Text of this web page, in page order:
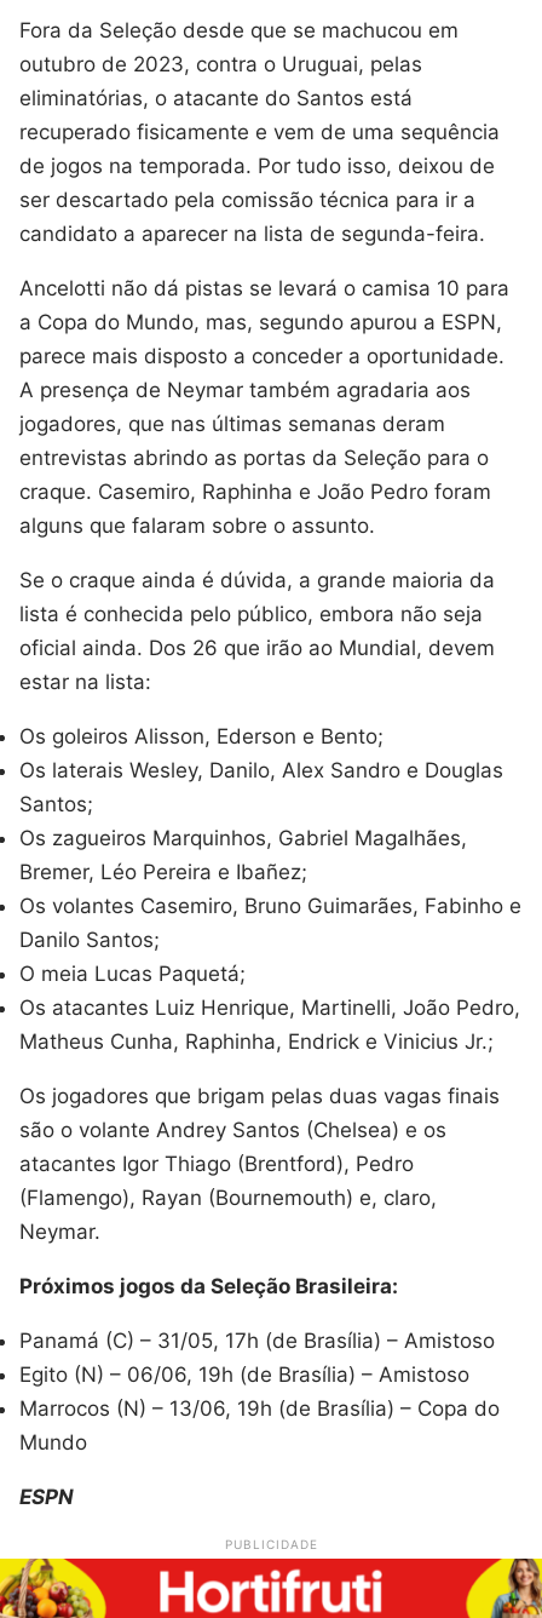
Fora da Seleção desde que se machucou em
outubro de 2023, contra o Uruguai, pelas
eliminatórias, o atacante do Santos está
recuperado fisicamente e vem de uma sequência
de jogos na temporada. Por tudo isso, deixou de
ser descartado pela comissão técnica para ir a
candidato a aparecer na lista de segunda-feira.
Ancelotti não dá pistas se levará o camisa 10 para
a Copa do Mundo, mas, segundo apurou a ESPN,
parece mais disposto a conceder a oportunidade.
A presença de Neymar também agradaria aos
jogadores, que nas últimas semanas deram
entrevistas abrindo as portas da Seleção para o
craque. Casemiro, Raphinha e João Pedro foram
alguns que falaram sobre o assunto.
Se o craque ainda é dúvida, a grande maioria da
lista é conhecida pelo público, embora não seja
oficial ainda. Dos 26 que irão ao Mundial, devem
estar na lista:
Os goleiros Alisson, Ederson e Bento;
Os laterais Wesley, Danilo, Alex Sandro e Douglas
Santos;
Os zagueiros Marquinhos, Gabriel Magalhães,
Bremer, Léo Pereira e Ibañez;
Os volantes Casemiro, Bruno Guimarães, Fabinho e
Danilo Santos;
O meia Lucas Paquetá;
Os atacantes Luiz Henrique, Martinelli, João Pedro,
Matheus Cunha, Raphinha, Endrick e Vinicius Jr.;
Os jogadores que brigam pelas duas vagas finais
são o volante Andrey Santos (Chelsea) e os
atacantes Igor Thiago (Brentford), Pedro
(Flamengo), Rayan (Bournemouth) e, claro,
Neymar.
Próximos jogos da Seleção Brasileira:
Panamá (C) – 31/05, 17h (de Brasília) – Amistoso
Egito (N) – 06/06, 19h (de Brasília) – Amistoso
Marrocos (N) – 13/06, 19h (de Brasília) – Copa do
Mundo
ESPN
PUBLICIDADE